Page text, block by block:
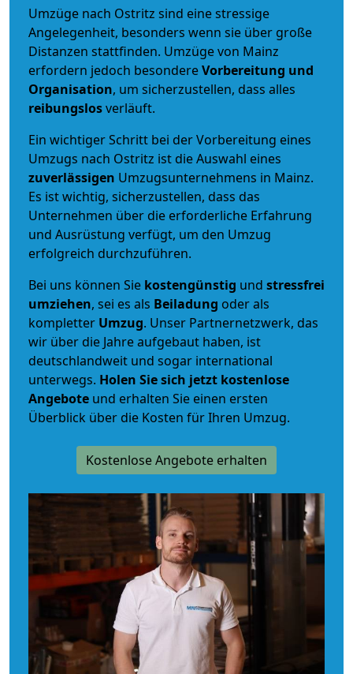
Umzüge nach Ostritz sind eine stressige
Angelegenheit, besonders wenn sie über große
Distanzen stattfinden. Umzüge von Mainz
erfordern jedoch besondereVorbereitung und
Organisation, um sicherzustellen, dass alles
reibungslosverläuft.
Ein wichtiger Schritt bei der Vorbereitung eines
Umzugs nach Ostritz ist die Auswahl eines
zuverlässigen Umzugsunternehmens in Mainz.
Es ist wichtig, sicherzustellen, dass das
Unternehmen über die erforderliche Erfahrung
und Ausrüstung verfügt, um den Umzug
erfolgreich durchzuführen.
Bei uns können Sie kostengünstig und stressfrei
umziehen, sei es als Beiladung oder als
kompletter Umzug. Unser Partnernetzwerk, das
wir über die Jahre aufgebaut haben, ist
deutschlandweit und sogar international
unterwegs. Holen Sie sich jetzt kostenlose
Angebote und erhalten Sie einen ersten
Überblick über die Kosten für Ihren Umzug.
Kostenlose Angebote erhalten